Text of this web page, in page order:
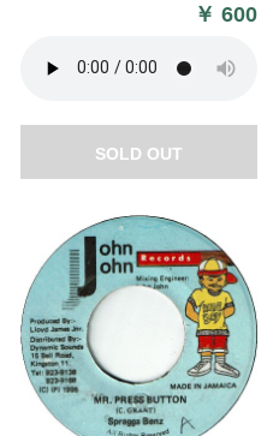
￥600
SOLD OUT